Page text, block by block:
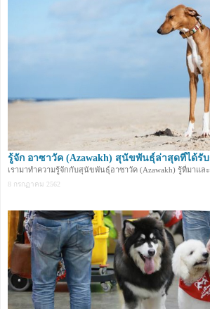
รู้จัก อาซาวัค (Azawakh) สุนัขพันธุ์ล่าสุดที่ได้รั
เรามาทำความรู้จักกับสุนัขพันธุ์อาซาวัค (Azawakh) รู้ที่มาแล
8 กรกฏาคม 2562